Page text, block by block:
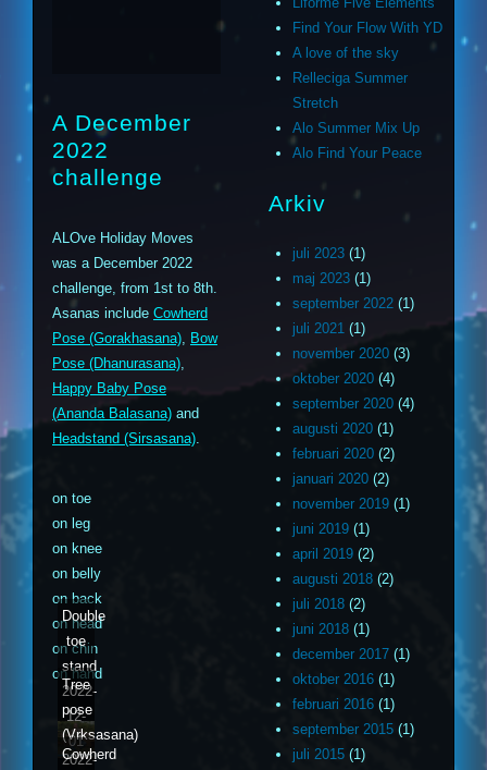
A December
2022
challenge
ALOve Holiday Moves
was a December 2022
challenge, from 1st to 8th.
Asanas include Cowherd
Pose (Gorakhasana)
Bow
Pose (Dhanurasana)
Happy Baby Pose
(Ananda Balasana) and
Headstand (Sirsasana)
on toe
on leg
on knee
on belly
on back
on head
on chin
on hand
Double
toe
stand
2022-
12-
01
Tree
pose
(Vrksasana)
2022-
Cowherd
Find Your Flow With YD
A love of the sky
Relleciga Summer
Stretch
Alo Summer Mix Up
Alo Find Your Peace
Arkiv
juli 2023 (1)
maj 2023 (1)
september 2022 (1)
juli 2021 (1)
november 2020 (3)
oktober 2020 (4)
september 2020 (4)
augusti 2020 (1)
februari 2020 (2)
januari 2020 (2)
november 2019 (1)
juni 2019 (1)
april 2019 (2)
augusti 2018 (2)
juli 2018 (2)
juni 2018 (1)
december 2017 (1)
oktober 2016 (1)
februari 2016 (1)
september 2015 (1)
juli 2015 (1)